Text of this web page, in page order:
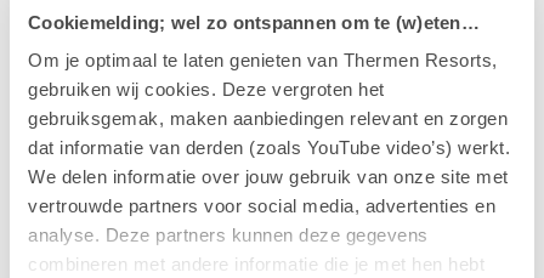
Cookiemelding; wel zo ontspannen om te (w)eten…
Om je optimaal te laten genieten van Thermen Resorts,
gebruiken wij cookies. Deze vergroten het
gebruiksgemak, maken aanbiedingen relevant en zorgen
dat informatie van derden (zoals YouTube video’s) werkt.
We delen informatie over jouw gebruik van onze site met
vertrouwde partners voor social media, advertenties en
analyse. Deze partners kunnen deze gegevens
combineren met andere informatie die je met hen hebt
Huidverzorging na het reinigen
Om de huid na het reinigen goed te verzorgen, is het vooral
belangrijk om rijke en voedende crèmes te gebruiken.
Hiervoor is door BABOR voor elk huidtype de juiste crème
ontwikkeld. Als jouw huid meer neigt naar Neurodermitis
(een vorm van eczeem) dan adviseren wij om een
intensieve verzorging te gebruiken die geen toegevoegde